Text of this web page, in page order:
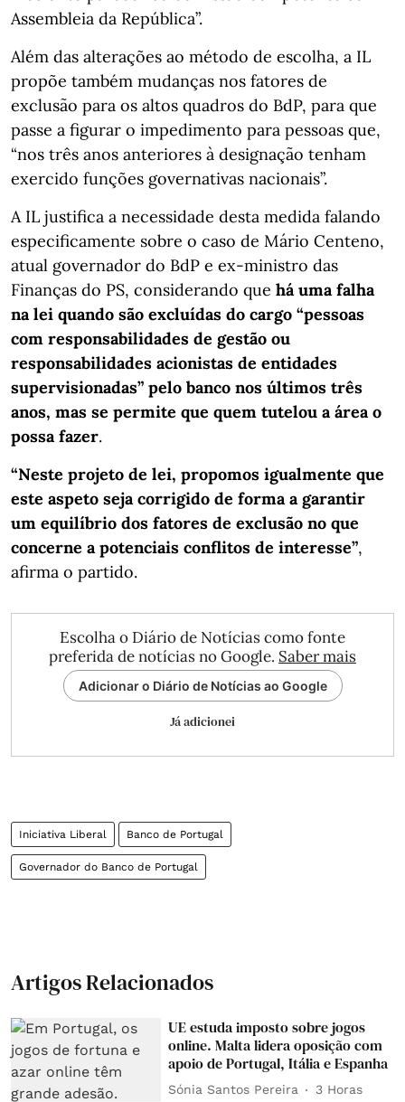
Assembleia da República”.
Além das alterações ao método de escolha, a IL
propõe também mudanças nos fatores de
exclusão para os altos quadros do BdP, para que
passe a figurar o impedimento para pessoas que,
“nos três anos anteriores à designação tenham
exercido funções governativas nacionais”.
A IL justifica a necessidade desta medida falando
especificamente sobre o caso de Mário Centeno,
atual governador do BdP e ex-ministro das
Finanças do PS, considerando que há uma falha
na lei quando são excluídas do cargo “pessoas
com responsabilidades de gestão ou
responsabilidades acionistas de entidades
supervisionadas” pelo banco nos últimos três
anos, mas se permite que quem tutelou a área o
possa fazer.
“Neste projeto de lei, propomos igualmente que
este aspeto seja corrigido de forma a garantir
um equilíbrio dos fatores de exclusão no que
concerne a potenciais conflitos de interesse”,
afirma o partido.
Escolha o Diário de Notícias como fonte
preferida de notícias no Google. Saber mais
Adicionar o Diário de Notícias ao Google
Já adicionei
Iniciativa Liberal Banco de Portugal
Governador do Banco de Portugal
Artigos Relacionados
UE estuda imposto sobre jogos
online. Malta lidera oposição com
apoio de Portugal, Itália e Espanha
Sónia Santos Pereira 3 Horas